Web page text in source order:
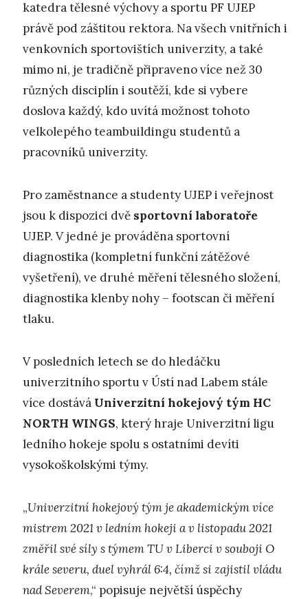
katedra tělesné výchovy a sportu PF UJEP
právě pod záštitou rektora. Na všech vnitřních i
venkovních sportovištích univerzity, a také
mimo ni, je tradičně připraveno více než 30
různých disciplín i soutěží, kde si vybere
doslova každý, kdo uvítá možnost tohoto
velkolepého teambuildingu studentů a
pracovníků univerzity.
Pro zaměstnance a studenty UJEP i veřejnost
jsou k dispozici dvě sportovní laboratoře
UJEP. V jedné je prováděna sportovní
diagnostika (kompletní funkční zátěžové
vyšetření), ve druhé měření tělesného složení,
diagnostika klenby nohy – footscan či měření
tlaku.
V posledních letech se do hledáčku
univerzitního sportu v Ústí nad Labem stále
více dostává Univerzitní hokejový tým HC
NORTH WINGS, který hraje Univerzitní ligu
ledního hokeje spolu s ostatními devíti
vysokoškolskými týmy.
„Univerzitní hokejový tým je akademickým více
mistrem 2021 v ledním hokeji a v listopadu 2021
změřil své síly s týmem TU v Liberci v souboji O
krále severu, duel vyhrál 6:4, čímž si zajistil vládu
nad Severem,“ popisuje největší úspěchy